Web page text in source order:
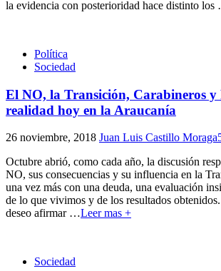
la evidencia con posterioridad hace distinto los
Política
Sociedad
El NO, la Transición, Carabineros
realidad hoy en la Araucanía
26 noviembre, 2018 Juan Luis Castillo Moraga
Octubre abrió, como cada año, la discusión
NO, sus consecuencias y su influencia en la
una vez más con una deuda, una evaluación
de lo que vivimos y de los resultados
deseo afirmar …Leer mas +
Sociedad